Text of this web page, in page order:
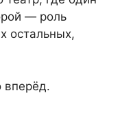
— роль
остальных,
вперёд.